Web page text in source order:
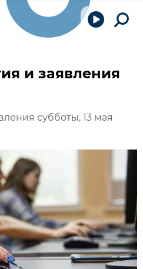
и заявления
субботы, 13 мая